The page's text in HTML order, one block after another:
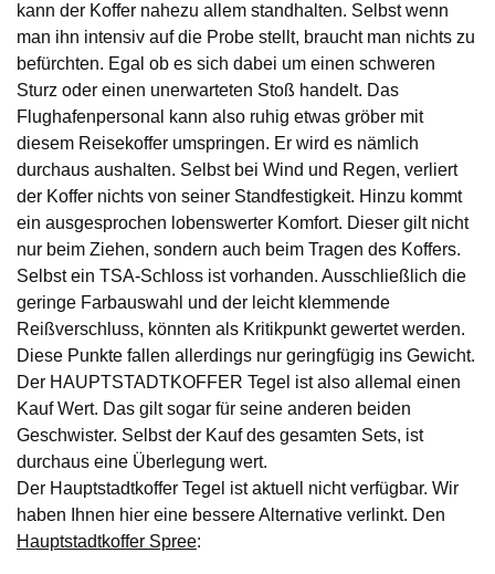
kann der Koffer nahezu allem standhalten. Selbst wenn
man ihn intensiv auf die Probe stellt, braucht man nichts zu
befürchten. Egal ob es sich dabei um einen schweren
Sturz oder einen unerwarteten Stoß handelt. Das
Flughafenpersonal kann also ruhig etwas gröber mit
diesem Reisekoffer umspringen. Er wird es nämlich
durchaus aushalten. Selbst bei Wind und Regen, verliert
der Koffer nichts von seiner Standfestigkeit. Hinzu kommt
ein ausgesprochen lobenswerter Komfort. Dieser gilt nicht
nur beim Ziehen, sondern auch beim Tragen des Koffers.
Selbst ein TSA-Schloss ist vorhanden. Ausschließlich die
geringe Farbauswahl und der leicht klemmende
Reißverschluss, könnten als Kritikpunkt gewertet werden.
Diese Punkte fallen allerdings nur geringfügig ins Gewicht.
Der HAUPTSTADTKOFFER Tegel ist also allemal einen
Kauf Wert. Das gilt sogar für seine anderen beiden
Geschwister. Selbst der Kauf des gesamten Sets, ist
durchaus eine Überlegung wert.
Der Hauptstadtkoffer Tegel ist aktuell nicht verfügbar. Wir
haben Ihnen hier eine bessere Alternative verlinkt. Den
Hauptstadtkoffer Spree: